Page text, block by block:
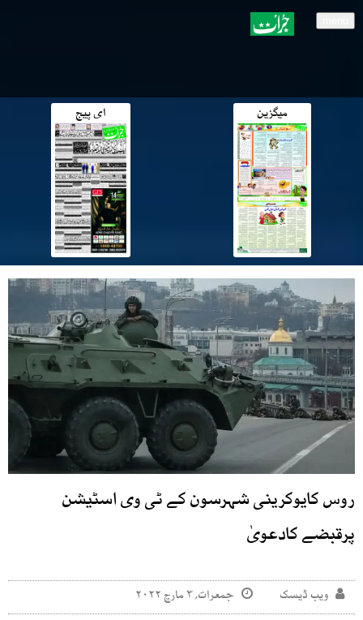
میگزین ای پیج
روس کایوکرینی شہرسون کے ٹی وی اسٹیشن
پرقبضے کادعویٰ
ویب ڈیسک جمعرات, ۳ مارچ ۲۰۲۲